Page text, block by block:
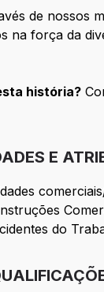
de nossos
na força da
história?
E
do